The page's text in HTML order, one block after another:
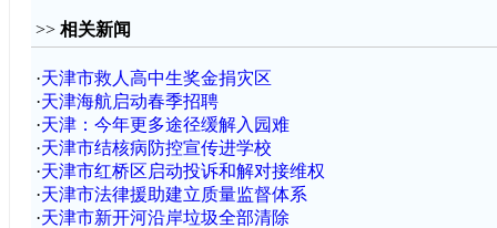
>> 相关新闻
·天津市救人高中生奖金捐灾区
·天津海航启动春季招聘
·天津：今年更多途径缓解入园难
·天津市结核病防控宣传进学校
·天津市红桥区启动投诉和解对接维权
·天津市法律援助建立质量监督体系
·天津市新开河沿岸垃圾全部清除